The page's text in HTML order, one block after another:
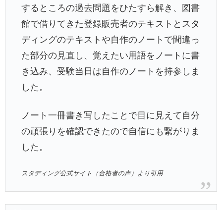
するところの過去問題をひたすら解き、図書
館で借りてきた登録販売者のテキストとスタ
ディングのテキストや自作のノートで間違っ
た部分の見直し、覚えたい用語をノートに書
き込み、受験当日は自作のノートを持参しま
した。
ノート一冊書き写したことで目に見えて自分
の頑張りを確認できたので自信にも繋がりま
した。
スタディング公式サイト（合格者の声）より引用